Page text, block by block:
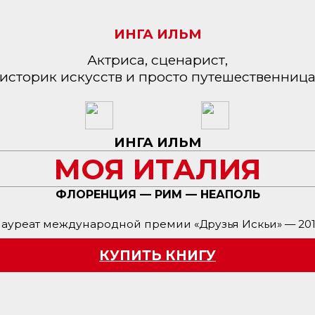
ИНГА ИЛЬМ
Актриса, сценарист,
историк искусств и просто путешественница
ИНГА ИЛЬМ
МОЯ ИТАЛИЯ
ФЛОРЕНЦИЯ — РИМ — НЕАПОЛЬ
международной премии «Друзья Искьи» —
КУПИТЬ КНИГУ